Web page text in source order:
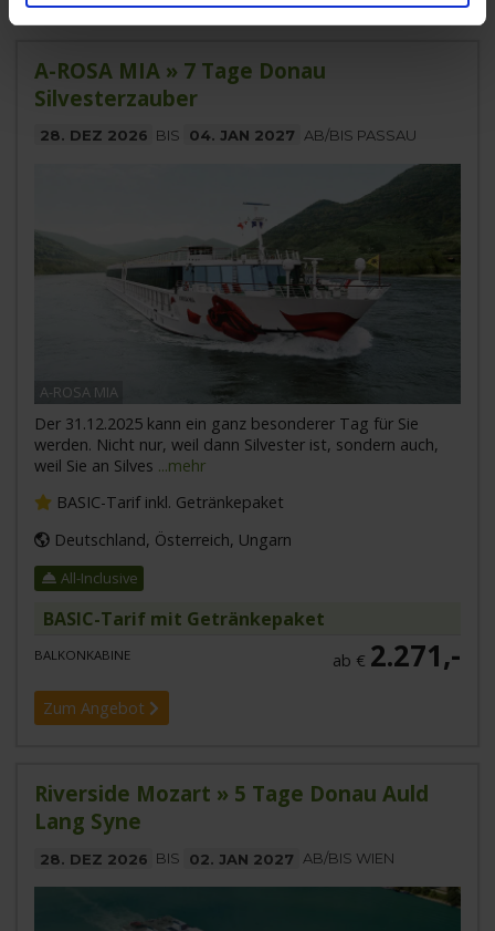
A-ROSA MIA » 7 Tage Donau
Silvesterzauber
28. DEZ 2026 BIS 04. JAN 2027 AB/BIS PASSAU
A-ROSA MIA
Der 31.12.2025 kann ein ganz besonderer Tag für Sie
werden. Nicht nur, weil dann Silvester ist, sondern auch,
weil Sie an Silves ...mehr
BASIC-Tarif inkl. Getränkepaket
Deutschland, Österreich, Ungarn
All-Inclusive
BASIC-Tarif mit Getränkepaket
BALKONKABINE ab € 2.271,-
Zum Angebot
Riverside Mozart » 5 Tage Donau Auld
Lang Syne
28. DEZ 2026 BIS 02. JAN 2027 AB/BIS WIEN